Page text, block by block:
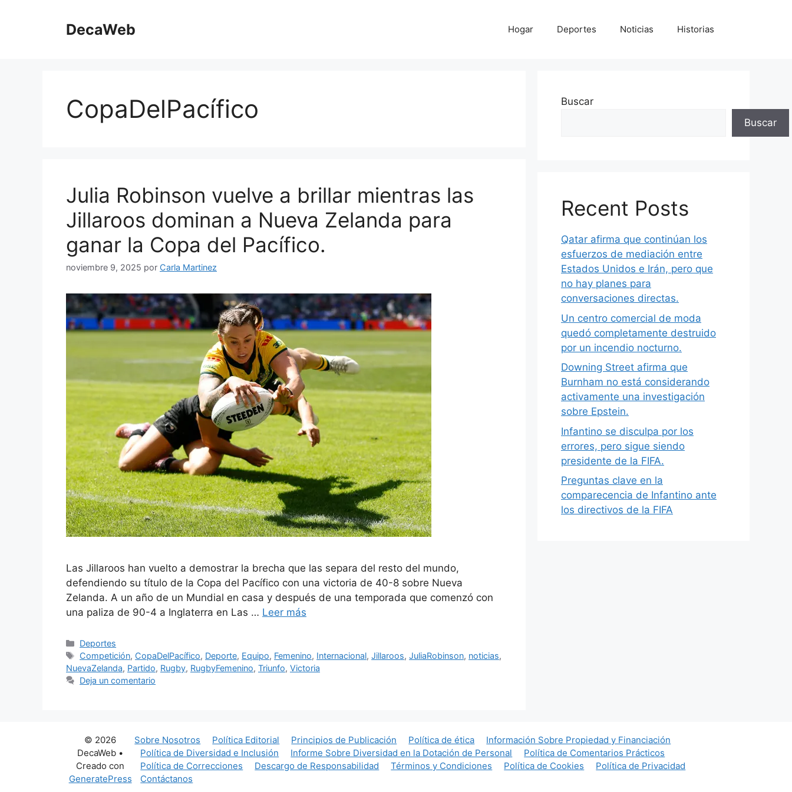
DecaWeb Hogar Deportes Noticias Historias
CopaDelPacífico
Julia Robinson vuelve a brillar mientras las
Jillaroos dominan a Nueva Zelanda para
ganar la Copa del Pacífico.
noviembre 9, 2025 por Carla Martinez
Las Jillaroos han vuelto a demostrar la brecha que las separa del resto del mundo,
defendiendo su título de la Copa del Pacífico con una victoria de 40-8 sobre Nueva
Zelanda. A un año de un Mundial en casa y después de una temporada que comenzó con
una paliza de 90-4 a Inglaterra en Las … Leer más
Categorías
Deportes
Etiquetas
Competición, CopaDelPacífico, Deporte, Equipo, Femenino, Internacional,Jillaroos,JuliaRobinson, noticias,
NuevaZelanda, Partido, Rugby, RugbyFemenino, Triunfo, Victoria
Deja un comentario
Buscar
Buscar
Recent Posts
Qatar afirma que continúan los
esfuerzos de mediación entre
Estados Unidos e Irán, pero que
no hay planes para
conversaciones directas.
Un centro comercial de moda
quedó completamente destruido
por un incendio nocturno.
Downing Street afirma que
Burnham no está considerando
activamente una investigación
sobre Epstein.
Infantino se disculpa por los
errores, pero sigue siendo
presidente de la FIFA.
Preguntas clave en la
comparecencia de Infantino ante
los directivos de la FIFA
Sobre Nosotros Política Editorial Principios de Publicación Política de ética
Información Sobre Propiedad y Financiación
Política de Diversidad e Inclusión
Informe Sobre Diversidad en la Dotación de Personal
Política de Comentarios Prácticos
Política de Correcciones
Descargo de Responsabilidad Términos y Condiciones Política de Cookies
Política de Privacidad
Contáctanos
© 2026
DecaWeb •
Creado con
GeneratePress